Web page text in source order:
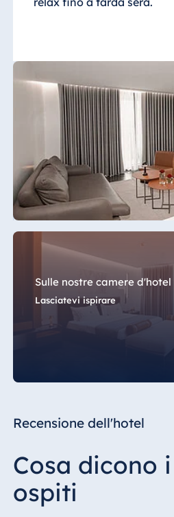
Sulle nostre camere d'hotel
Lasciatevi ispirare
Recensione dell'hotel
Cosa dicono
ospiti